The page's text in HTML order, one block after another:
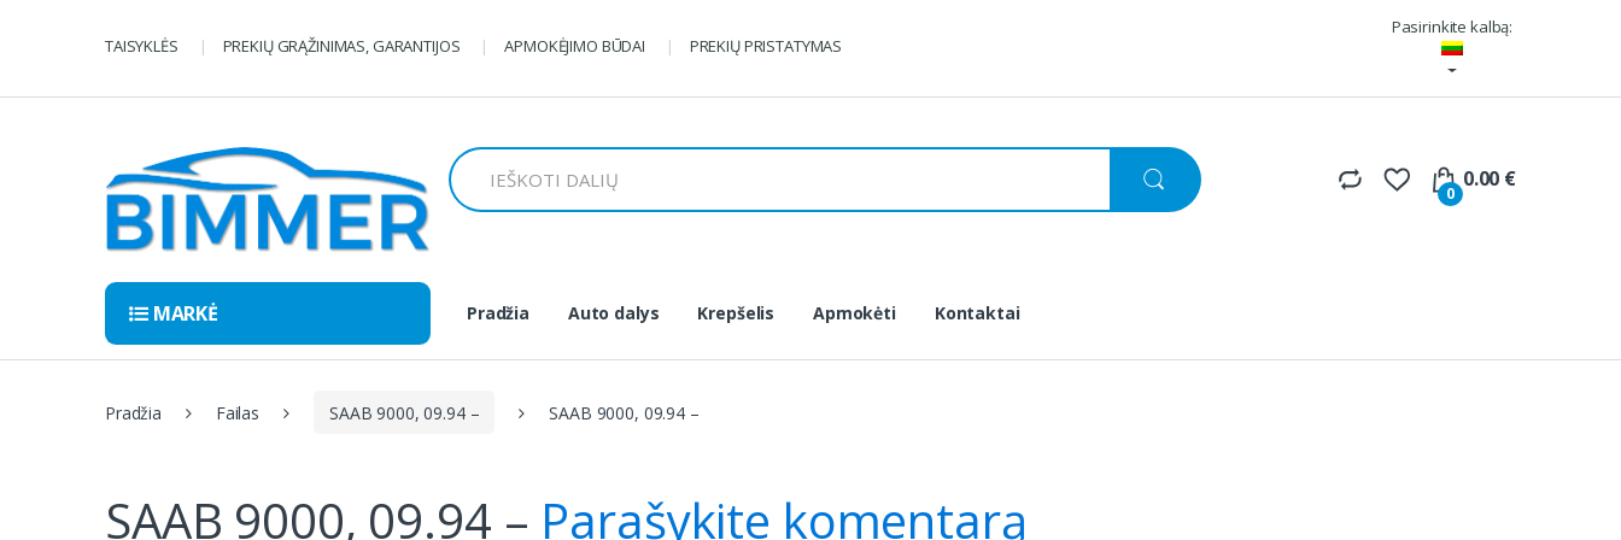
TAISYKLĖS PREKIŲ GRĄŽINIMAS, GARANTIJOS APMOKĖJIMO BŪDAI PREKIŲ PRISTATYMAS
Pasirinkite kalbą:
Ieškoti:
0
0.00 €
MARKĖ Pradžia Auto dalys Krepšelis Apmokėti Kontaktai
Pradžia Failas SAAB 9000, 09.94 – SAAB 9000, 09.94 –
SAAB 9000, 09.94 – Parašykite komentarą